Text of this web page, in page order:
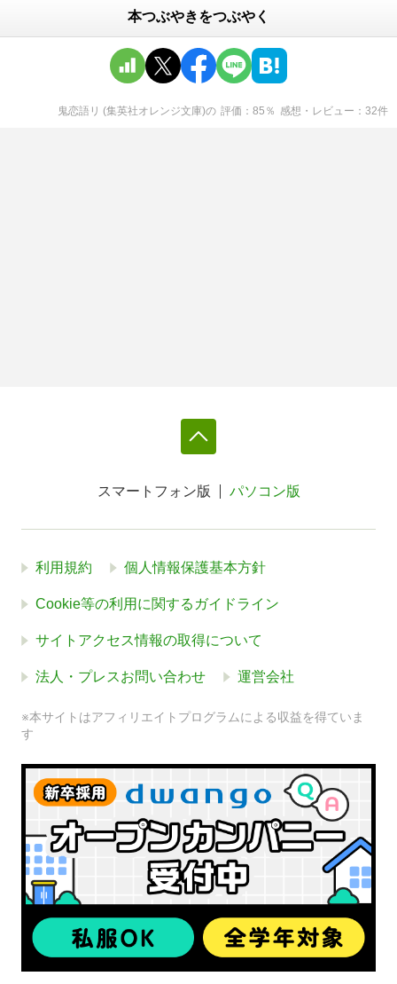
本つぶやきをつぶやく
鬼恋語リ (集英社オレンジ文庫)の 評価 85 ％ 感想・レビュー 32件
スマートフォン版 パソコン版
利用規約 個人情報保護基本方針
Cookie等の利用に関するガイドライン
サイトアクセス情報の取得について
法人・プレスお問い合わせ 運営会社
※本サイトはアフィリエイトプログラムによる収益を得ていま
す